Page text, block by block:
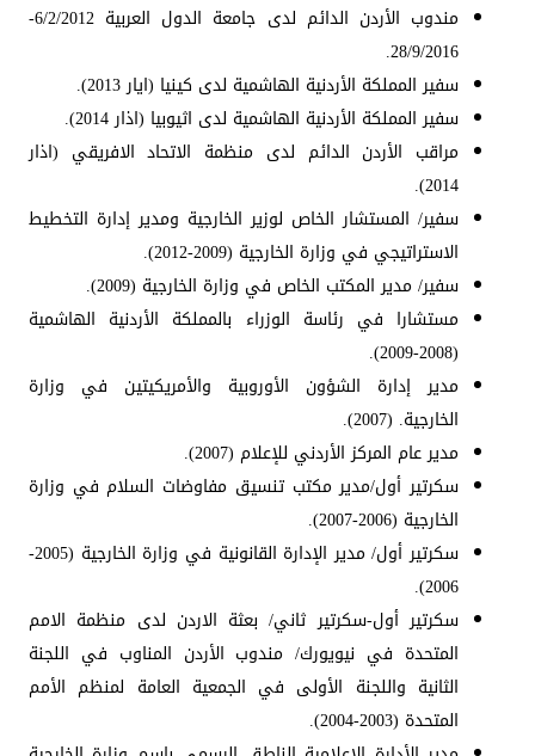
مندوب الأردن الدائم لدى جامعة الدول العربية 6/2/2012-
28/9/2016.
سفير المملكة الأردنية الهاشمية لدى كينيا (ايار 2013).
سفير المملكة الأردنية الهاشمية لدى اثيوبيا (اذار 2014).
مراقب الأردن الدائم لدى منظمة الاتحاد الافريقي (اذار
2014).
سفير/ المستشار الخاص لوزير الخارجية ومدير إدارة التخطيط
الاستراتيجي في وزارة الخارجية (2009-2012).
سفير/ مدير المكتب الخاص في وزارة الخارجية (2009).
مستشارا في رئاسة الوزراء بالمملكة الأردنية الهاشمية
(2008-2009).
مدير إدارة الشؤون الأوروبية والأمريكيتين في وزارة
الخارجية. (2007).
مدير عام المركز الأردني للإعلام (2007).
سكرتير أول/مدير مكتب تنسيق مفاوضات السلام في وزارة
الخارجية (2006-2007).
سكرتير أول/ مدير الإدارة القانونية في وزارة الخارجية (2005-
2006).
سكرتير أول-سكرتير ثاني/ بعثة الاردن لدى منظمة الامم
المتحدة في نيويورك/ مندوب الأردن المناوب في اللجنة
الثانية واللجنة الأولى في الجمعية العامة لمنظم الأمم
المتحدة (2003-2004).